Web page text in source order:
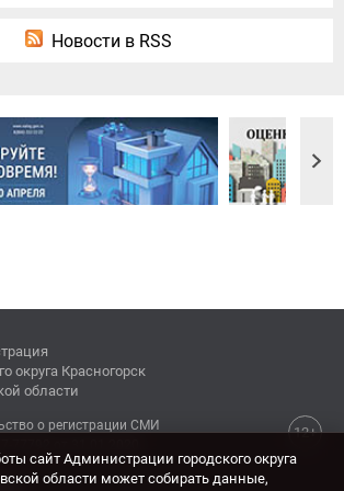
Новости в RSS
округа Красногорск
области
12+
о регистрации СМИ
сайт Администрации городского округа
области может собирать данные,